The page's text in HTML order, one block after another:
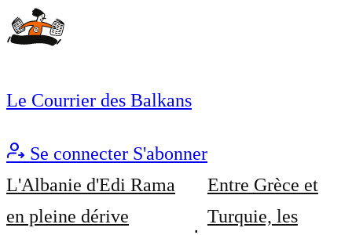
Le Courrier des Balkans
Se connecter S'abonner
L'Albanie d'Edi Rama
en pleine dérive
Entre Grèce et
Turquie, les